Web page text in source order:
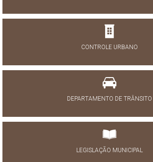
CONTROLE URBANO
DEPARTAMENTO DE TRÂNSITO
LEGISLAÇÃO MUNICIPAL